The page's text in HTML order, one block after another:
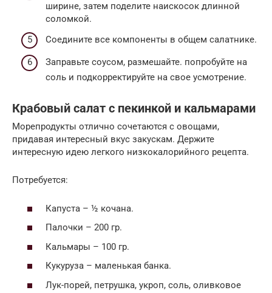
ширине, затем поделите наискосок длинной
соломкой.
Соедините все компоненты в общем салатнике.
Заправьте соусом, размешайте. попробуйте на
соль и подкорректируйте на свое усмотрение.
Крабовый салат с пекинкой и кальмарами
Морепродукты отлично сочетаются с овощами,
придавая интересный вкус закускам. Держите
интересную идею легкого низкокалорийного рецепта.
Потребуется:
Капуста – ½ кочана.
Палочки – 200 гр.
Кальмары – 100 гр.
Кукуруза – маленькая банка.
Лук-порей, петрушка, укроп, соль, оливковое